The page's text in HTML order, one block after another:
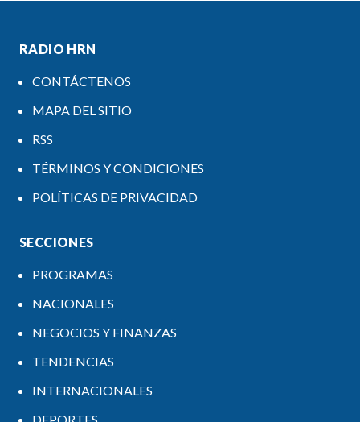
RADIO HRN
CONTÁCTENOS
MAPA DEL SITIO
RSS
TÉRMINOS Y CONDICIONES
POLÍTICAS DE PRIVACIDAD
SECCIONES
PROGRAMAS
NACIONALES
NEGOCIOS Y FINANZAS
TENDENCIAS
INTERNACIONALES